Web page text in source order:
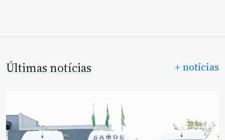
Últimas notícias + notícias